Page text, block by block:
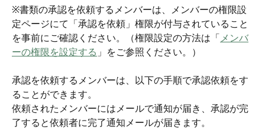
※書類の承認を依頼するメンバーは、メンバーの権限設
定ページにて「承認を依頼」権限が付与されていること
を事前にご確認ください。（権限設定の方法は「メンバ
ーの権限を設定する 」をご参照ください。）
承認を依頼するメンバーは、以下の手順で承認依頼をす
ることができます。
依頼されたメンバーにはメールで通知が届き、承認が完
了すると依頼者に完了通知メールが届きます。